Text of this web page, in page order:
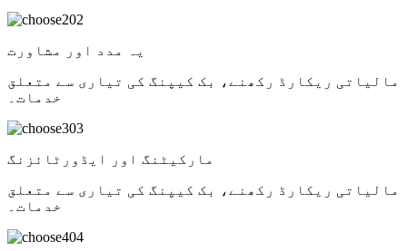
02
یہ مدد اور مشاورت
مالیاتی ریکارڈ رکھنے، بک کیپنگ کی تیاری سے متعلق
خدمات۔
03
مارکیٹنگ اور ایڈورٹائزنگ
مالیاتی ریکارڈ رکھنے، بک کیپنگ کی تیاری سے متعلق
خدمات۔
04